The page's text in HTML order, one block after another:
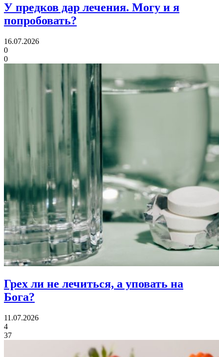
У предков дар лечения. Могу и я
попробовать?
16.07.2026
0
0
Грех ли не лечиться, а уповать на
Бога?
11.07.2026
4
37